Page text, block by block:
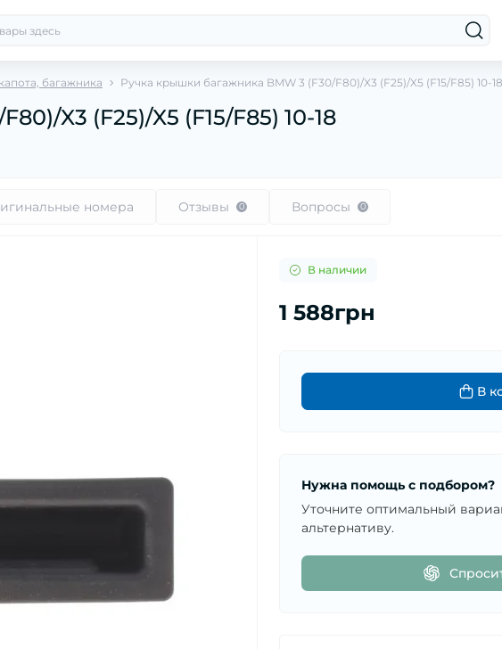
багажника Ручка крышки багажника BMW 3 (F30/F80)/X3 (F25)/X5 (F15/F85) 10-18
X3 (F25)/X5 (F15/F85) 10-18
номера Отзывы 0 Вопросы 0
В наличии
1 588грн
В
Нужна помощь с подбором?
Уточните оптимальный
альтернативу.